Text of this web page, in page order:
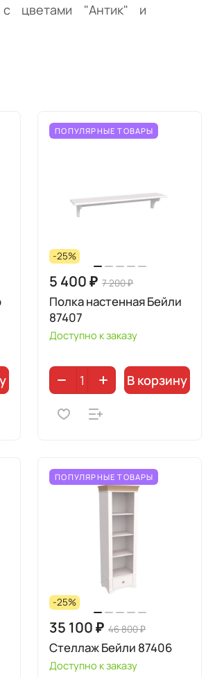
цветами "Антик" и
ПОПУЛЯРНЫЕ ТОВАРЫ
-25%
5 400 ₽ 7 200 ₽
Полка настенная Бейли
87407
Доступно к заказу
В корзину
ПОПУЛЯРНЫЕ ТОВАРЫ
-25%
35 100 ₽ 46 800 ₽
Стеллаж Бейли 87406
Доступно к заказу